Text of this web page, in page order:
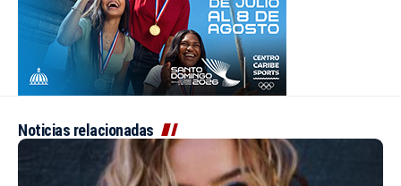
Noticias relacionadas